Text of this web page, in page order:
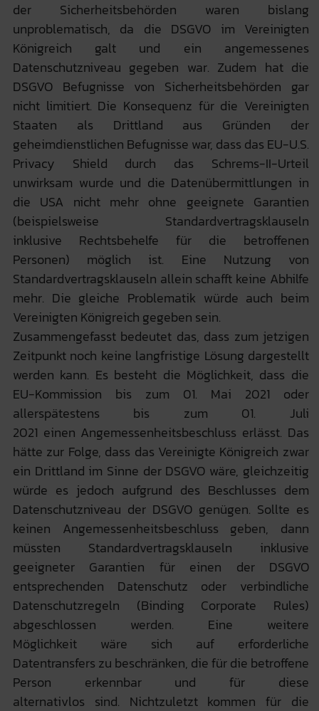
der Sicherheitsbehörden waren bislang
unproblematisch, da die DSGVO im Vereinigten
Königreich galt und ein angemessenes
Datenschutzniveau gegeben war. Zudem hat die
DSGVO Befugnisse von Sicherheitsbehörden gar
nicht limitiert. Die Konsequenz für die Vereinigten
Staaten als Drittland aus Gründen der
geheimdienstlichen Befugnisse war, dass das EU-U.S.
Privacy Shield durch das Schrems-II-Urteil
unwirksam wurde und die Datenübermittlungen in
die USA nicht mehr ohne geeignete Garantien
(beispielsweise Standardvertragsklauseln
inklusive Rechtsbehelfe für die betroffenen
Personen) möglich ist. Eine Nutzung von
Standardvertragsklauseln allein schafft keine Abhilfe
mehr. Die gleiche Problematik würde auch beim
Vereinigten Königreich gegeben sein.
Zusammengefasst bedeutet das, dass zum jetzigen
Zeitpunkt noch keine langfristige Lösung dargestellt
werden kann. Es besteht die Möglichkeit, dass die
EU-Kommission bis zum 01. Mai 2021 oder
allerspätestens bis zum 01. Juli
2021 einen Angemessenheitsbeschluss erlässt. Das
hätte zur Folge, dass das Vereinigte Königreich zwar
ein Drittland im Sinne der DSGVO wäre, gleichzeitig
würde es jedoch aufgrund des Beschlusses dem
Datenschutzniveau der DSGVO genügen. Sollte es
keinen Angemessenheitsbeschluss geben, dann
müssten Standardvertragsklauseln inklusive
geeigneter Garantien für einen der DSGVO
entsprechenden Datenschutz oder verbindliche
Datenschutzregeln (Binding Corporate Rules)
abgeschlossen werden. Eine weitere
Möglichkeit wäre sich auf erforderliche
Datentransfers zu beschränken, die für die betroffene
Person erkennbar und für diese
alternativlos sind. Nichtzuletzt kommen für die